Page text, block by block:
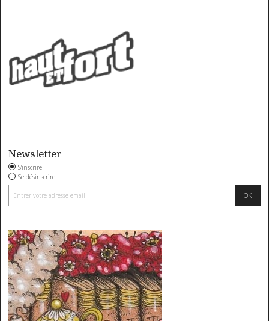
Newsletter
S'inscrire
Se désinscrire